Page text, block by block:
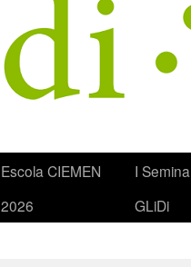
Escola CIEMEN
2026
I
GLiDi